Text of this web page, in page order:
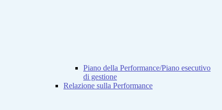
Piano della Performance/Piano esecutivo
di gestione
Relazione sulla Performance